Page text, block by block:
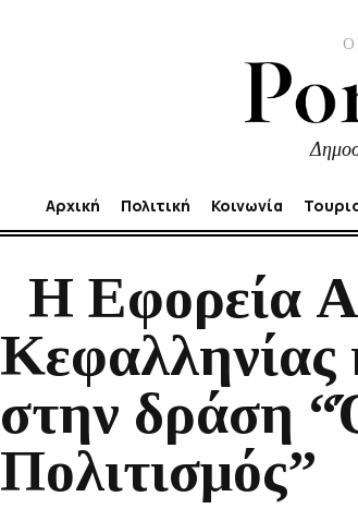
Αρχική Πολιτική Κοινωνία
Η Εφορεία
Κεφαλληνίας
στην δράση
Πολιτισμός”